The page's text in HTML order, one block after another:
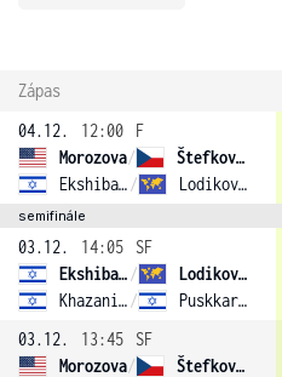
Zápas
04.12.
12:00
F
Morozova/
Štefková (3)
Ekshibarova / Lodikova (1)
semifinále
03.12. 14:05
SF
Ekshibarova /
Lodikova (1)
Khazaniuk / Puskkarevsky
03.12.
13:45
SF
Morozova/
Štefková (3)